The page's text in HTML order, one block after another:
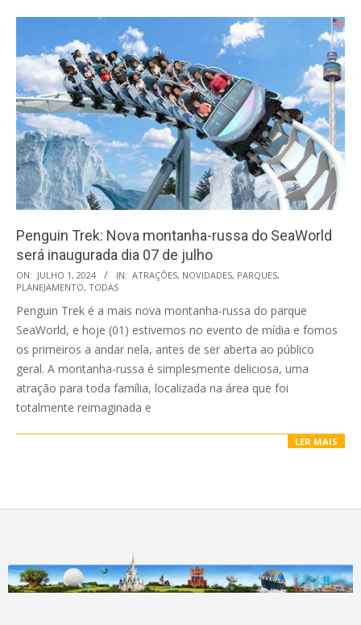
Penguin Trek: Nova montanha-russa do SeaWorld
será inaugurada dia 07 de julho
2024-
07-
01
ON: JULHO 1, 2024 IN: ATRAÇÕES, NOVIDADES, PARQUES,
PLANEJAMENTO, TODAS
Penguin Trek é a mais nova montanha-russa do parque
SeaWorld, e hoje (01) estivemos no evento de mídia e fomos
os primeiros a andar nela, antes de ser aberta ao público
geral. A montanha-russa é simplesmente deliciosa, uma
atração para toda família, localizada na área que foi
totalmente reimaginada e
LER MAIS